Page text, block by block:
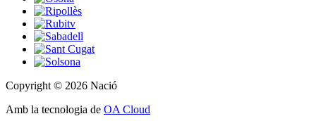
Copyright © 2026 Nació
Amb la tecnologia de OA Cloud